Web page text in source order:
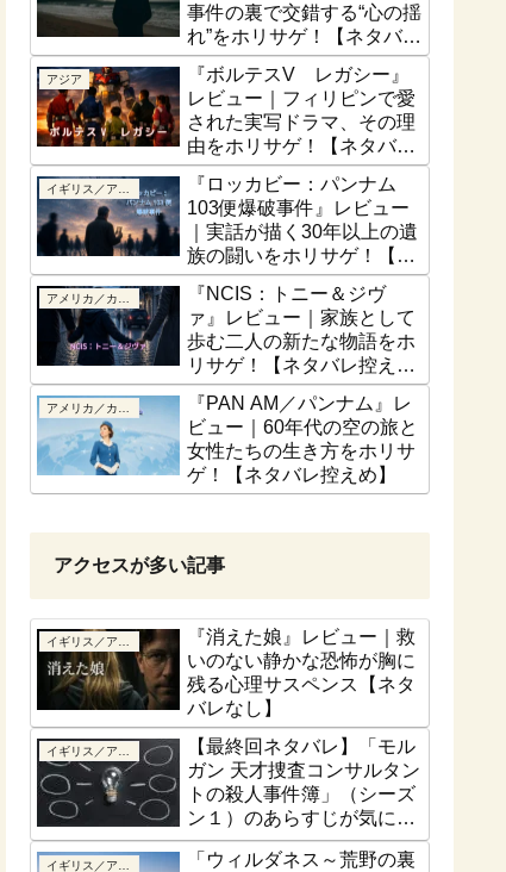
事件の裏で交錯する“心の揺
れ”をホリサゲ！【ネタバレ
控えめ】
アジア
『ボルテスV レガシー』
レビュー｜フィリピンで愛
された実写ドラマ、その理
由をホリサゲ！【ネタバレ
控えめ】
『ロッカビー：パンナム
103便爆破事件』レビュー
｜実話が描く30年以上の遺
族の闘いをホリサゲ！【実
話ベース】
『NCIS：トニー＆ジヴ
ァ』レビュー｜家族として
歩む二人の新たな物語をホ
リサゲ！【ネタバレ控え
め】
『PAN AM／パンナム』レ
ビュー｜60年代の空の旅と
女性たちの生き方をホリサ
ゲ！【ネタバレ控えめ】
アクセスが多い記事
『消えた娘』レビュー｜救
いのない静かな恐怖が胸に
残る心理サスペンス【ネタ
バレなし】
【最終回ネタバレ】「モル
ガン 天才捜査コンサルタン
トの殺人事件簿」（シーズ
ン１）のあらすじが気にな
る！最終話はどうなるの？
「ウィルダネス～荒野の裏